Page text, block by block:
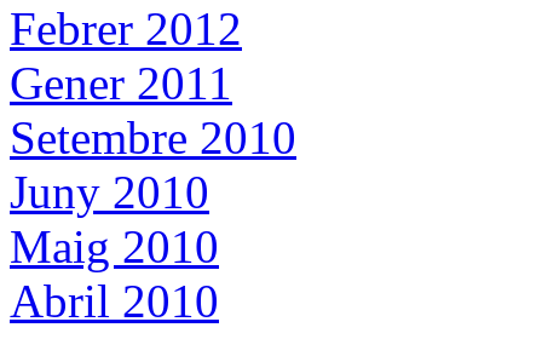
Febrer 2012
Gener 2011
Setembre 2010
Juny 2010
Maig 2010
Abril 2010